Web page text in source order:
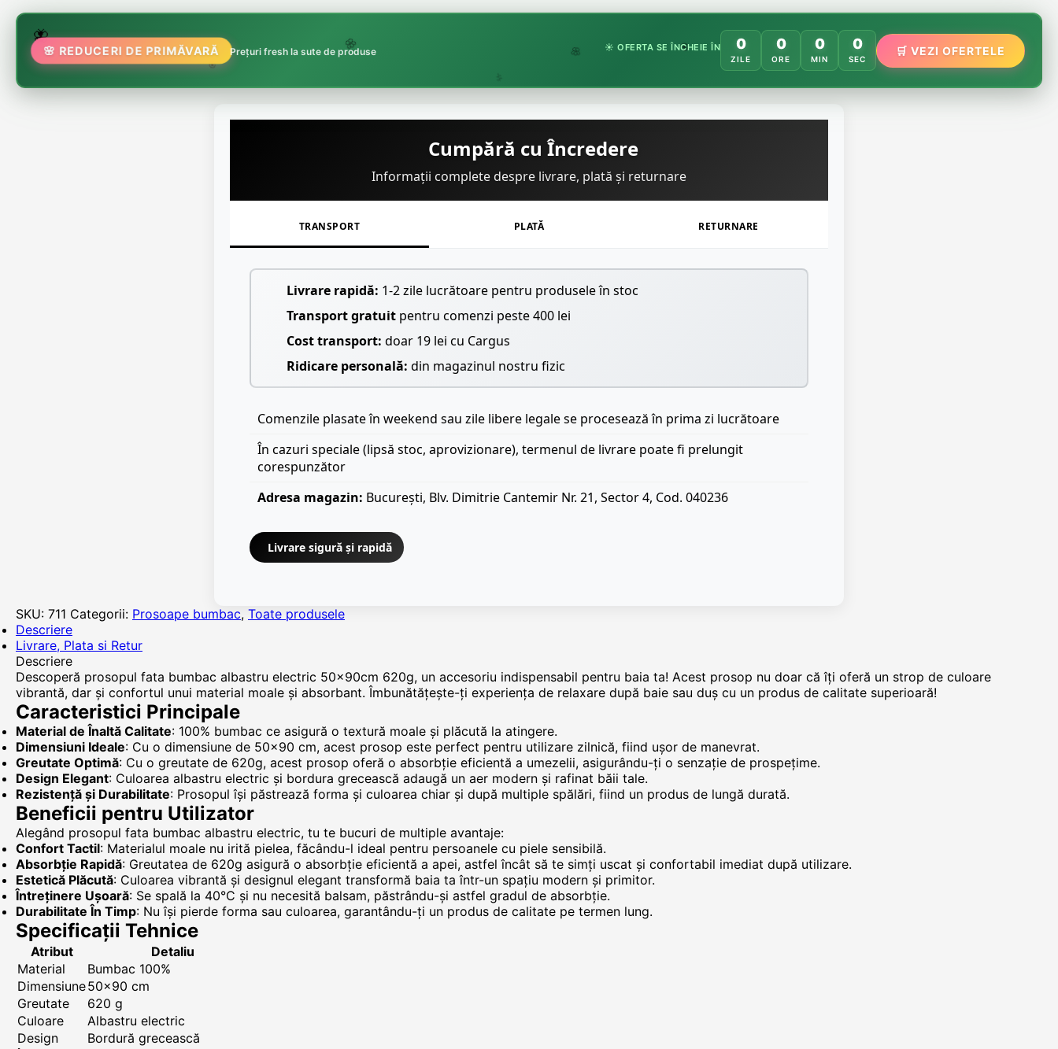
🌸
🌿
🌿
🌸
🌷
🦋
🌸 REDUCERI DE PRIMĂVARĂ Prețuri fresh la sute de produse ☀️ OFERTA SE ÎNCHEIE ÎN 0
ZILE
0
ORE
0
MIN
0
SEC
🛒 VEZI OFERTELE
Cumpără cu Încredere
Informații complete despre livrare, plată și returnare
TRANSPORT PLATĂ RETURNARE
Livrare rapidă: 1-2 zile lucrătoare pentru produsele în stoc
Transport gratuit pentru comenzi peste 400 lei
Cost transport: doar 19 lei cu Cargus
Ridicare personală: din magazinul nostru fizic
Comenzile plasate în weekend sau zile libere legale se procesează în prima zi lucrătoare
În cazuri speciale (lipsă stoc, aprovizionare), termenul de livrare poate fi prelungit
corespunzător
Adresa magazin: București, Blv. Dimitrie Cantemir Nr. 21, Sector 4, Cod. 040236
Livrare sigură și rapidă
SKU: 711 Categorii: Prosoape bumbac, Toate produsele
Descriere
Livrare, Plata si Retur
Descriere
Descoperă prosopul fata bumbac albastru electric 50x90cm 620g, un accesoriu indispensabil pentru baia ta! Acest prosop nu doar că îți oferă un strop de culoare
vibrantă, dar și confortul unui material moale și absorbant. Îmbunătățește-ți experiența de relaxare după baie sau duș cu un produs de calitate superioară!
Caracteristici Principale
Material de Înaltă Calitate: 100% bumbac ce asigură o textură moale și plăcută la atingere.
Dimensiuni Ideale: Cu o dimensiune de 50x90 cm, acest prosop este perfect pentru utilizare zilnică, fiind ușor de manevrat.
Greutate Optimă: Cu o greutate de 620g, acest prosop oferă o absorbție eficientă a umezelii, asigurându-ți o senzație de prospețime.
Design Elegant: Culoarea albastru electric și bordura grecească adaugă un aer modern și rafinat băii tale.
Rezistență și Durabilitate: Prosopul își păstrează forma și culoarea chiar și după multiple spălări, fiind un produs de lungă durată.
Beneficii pentru Utilizator
Alegând prosopul fata bumbac albastru electric, tu te bucuri de multiple avantaje:
Confort Tactil: Materialul moale nu irită pielea, făcându-l ideal pentru persoanele cu piele sensibilă.
Absorbție Rapidă: Greutatea de 620g asigură o absorbție eficientă a apei, astfel încât să te simți uscat și confortabil imediat după utilizare.
Estetică Plăcută: Culoarea vibrantă și designul elegant transformă baia ta într-un spațiu modern și primitor.
Întreținere Ușoară: Se spală la 40°C și nu necesită balsam, păstrându-și astfel gradul de absorbție.
Durabilitate În Timp: Nu își pierde forma sau culoarea, garantându-ți un produs de calitate pe termen lung.
Specificații Tehnice
Atribut
Detaliu
Material
Bumbac 100%
Dimensiune50x90 cm
Greutate
620 g
Culoare
Albastru electric
Design
Bordură grecească